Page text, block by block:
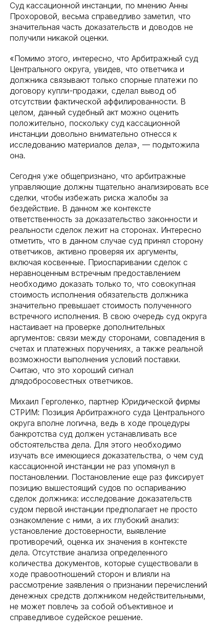
Суд кассационной инстанции, по мнению Анны
Прохоровой, весьма справедливо заметил, что
значительная часть доказательств и доводов не
получили никакой оценки.
«Помимо этого, интересно, что Арбитражный суд
Центрального округа, увидев, что ответчика и
должника связывают только спорные платежи по
договору купли-продажи, сделал вывод об
отсутствии фактической аффилированности. В
целом, данный судебный акт можно оценить
положительно, поскольку суд кассационной
инстанции довольно внимательно отнесся к
исследованию материалов дела», — подытожила
она.
Сегодня уже общепризнано, что арбитражные
управляющие должны тщательно анализировать все
сделки, чтобы избежать риска жалобы за
бездействие. В данном же контексте
ответственность за доказательство законности и
реальности сделок лежит на сторонах. Интересно
отметить, что в данном случае суд принял сторону
ответчиков, активно проверяя их аргументы,
включая косвенные. Приоспаривании сделок с
неравноценным встречным предоставлением
необходимо доказать только то, что совокупная
стоимость исполнения обязательств должника
значительно превышает стоимость полученного
встречного исполнения. В свою очередь суд округа
настаивает на проверке дополнительных
аргументов: связи между сторонами, совпадения в
счетах и платежных поручениях, а также реальной
возможности выполнения условий поставки.
Считаю, что это хороший сигнал
длядобросовестных ответчиков.
Михаил Герголенко, партнер Юридической фирмы
СТРИМ: Позиция Арбитражного суда Центрального
округа вполне логична, ведь в ходе процедуры
банкротства суд должен устанавливать все
обстоятельства дела. Для этого необходимо
изучать все имеющиеся доказательства, о чем суд
кассационной инстанции не раз упомянул в
постановлении. Постановление еще раз фиксирует
позицию вышестоящий судов по оспариванию
сделок должника: исследование доказательств
судом первой инстанции предполагает не просто
ознакомление с ними, а их глубокий анализ:
установление достоверности, выявление
противоречий, оценка их значения в контексте
дела. Отсутствие анализа определенного
количества документов, которые существовали в
ходе правоотношений сторон и влияли на
рассмотрение заявления о признании перечислений
денежных средств должником недействительными,
не может повлечь за собой объективное и
справедливое судейское решение.